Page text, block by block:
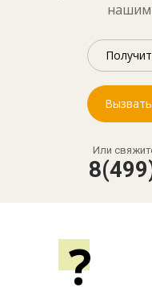
Или
?